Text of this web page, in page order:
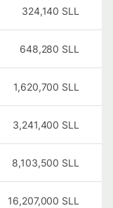
324,140 SLL
648,280 SLL
1,620,700 SLL
3,241,400 SLL
8,103,500 SLL
16,207,000 SLL